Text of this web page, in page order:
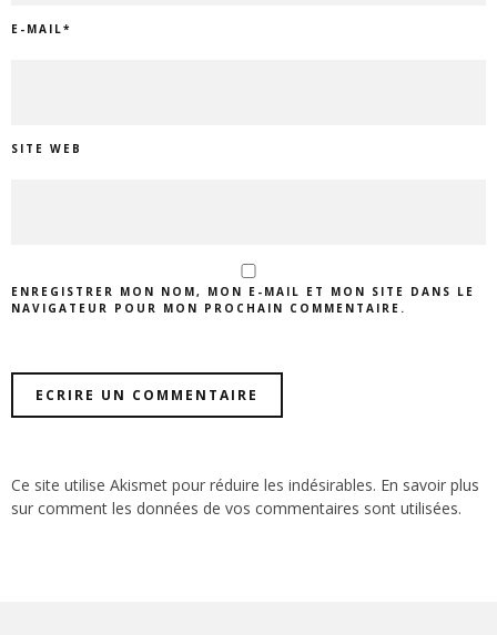
E-MAIL*
SITE WEB
ENREGISTRER MON NOM, MON E-MAIL ET MON SITE DANS LE
NAVIGATEUR POUR MON PROCHAIN COMMENTAIRE.
Ce site utilise Akismet pour réduire les indésirables. En savoir plus
sur comment les données de vos commentaires sont utilisées.